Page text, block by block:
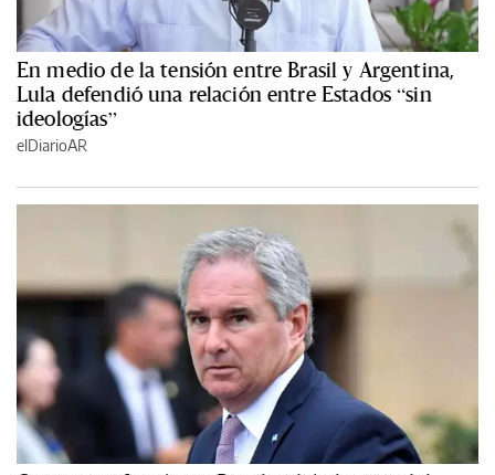
En medio de la tensión entre Brasil y Argentina,
Lula defendió una relación entre Estados “sin
ideologías”
elDiarioAR